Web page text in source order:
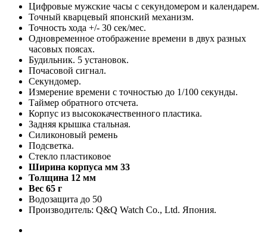
Цифровые мужские часы с секундомером и календарем.
Точный кварцевый японский механизм.
Точность хода +/- 30 сек/мес.
Одновременное отображение времени в двух разных
часовых поясах.
Будильник. 5 установок.
Почасовой сигнал.
Секундомер.
Измерение времени с точностью до 1/100 секунды.
Таймер обратного отсчета.
Корпус из высококачественного пластика.
Задняя крышка стальная.
Силиконовый ремень
Подсветка.
Стекло пластиковое
Ширина корпуса мм 33
Толщина 12 мм
Вес 65 г
Водозащита до 50
Производитель: Q&Q Watch Co., Ltd. Япония.